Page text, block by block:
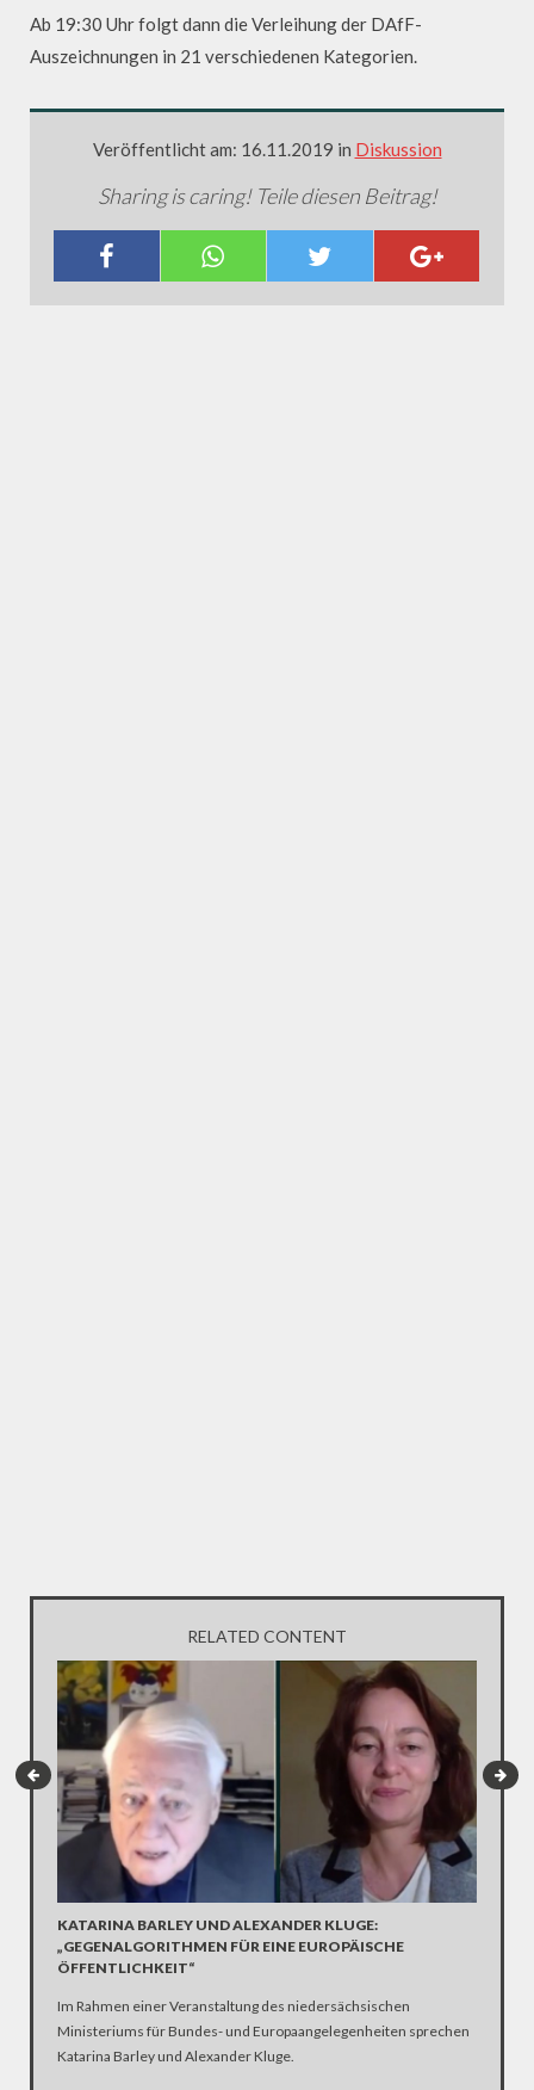
Ab 19:30 Uhr folgt dann die Verleihung der DAfF-
Auszeichnungen in 21 verschiedenen Kategorien.
Veröffentlicht am: 16.11.2019 in Diskussion
Sharing is caring! Teile diesen Beitrag!
RELATED CONTENT
KATARINA BARLEY UND ALEXANDER KLUGE:
„GEGENALGORITHMEN FÜR EINE EUROPÄISCHE
ÖFFENTLICHKEIT“
Im Rahmen einer Veranstaltung des niedersächsischen
Ministeriums für Bundes- und Europaangelegenheiten sprechen
Katarina Barley und Alexander Kluge.